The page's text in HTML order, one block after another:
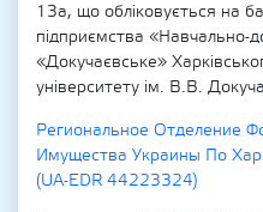
13а, що обліковується на
підприємства «Навчально-
«Докучаєвське»
університету ім. В.В.
Региональное Отделение
Имущества Украины По
(UA-EDR 44223324)